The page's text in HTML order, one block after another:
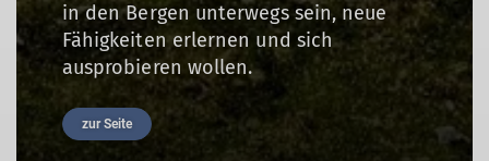
in den Bergen unterwegs sein, neue
Fähigkeiten erlernen und sich
ausprobieren wollen.
zur Seite